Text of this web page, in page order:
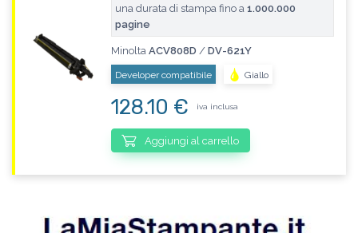
una durata di stampa fino a 1.000.000
pagine
Minolta ACV808D / DV-621Y
Developer compatibile Giallo
128.10 € iva inclusa
Aggiungi al carrello